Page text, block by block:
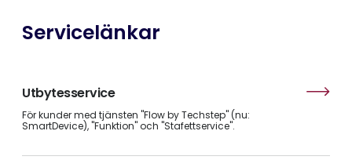
Servicelänkar
Utbytesservice
För kunder med tjänsten "Flow by Techstep" (nu:
SmartDevice), "Funktion" och "Stafettservice".